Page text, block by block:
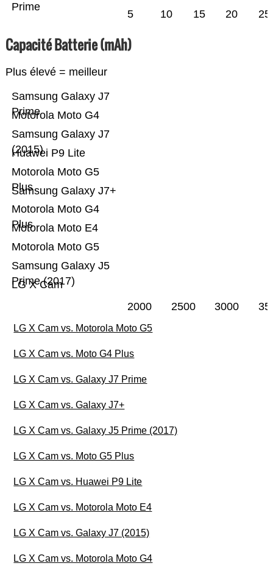
Prime
5 10 15 20 25
Capacité Batterie (mAh)
Plus élevé = meilleur
LG X Cam
Samsung Galaxy J5
Prime (2017)
Motorola Moto G5
Motorola Moto E4
Motorola Moto G4
Plus
Samsung Galaxy J7+
Motorola Moto G5
Plus
Huawei P9 Lite
Samsung Galaxy J7
(2015)
Motorola Moto G4
Samsung Galaxy J7
Prime
2000 2500 3000
LG X Cam vs. Motorola Moto G5
LG X Cam vs. Moto G4 Plus
LG X Cam vs. Galaxy J7 Prime
LG X Cam vs. Galaxy J7+
LG X Cam vs. Galaxy J5 Prime (2017)
LG X Cam vs. Moto G5 Plus
LG X Cam vs. Huawei P9 Lite
LG X Cam vs. Motorola Moto E4
LG X Cam vs. Galaxy J7 (2015)
LG X Cam vs. Motorola Moto G4